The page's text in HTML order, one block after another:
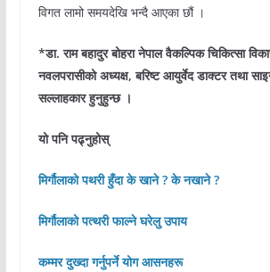
विगत लामो समयदेखि भन्दै आएका छौं ।
*डा. राम बहादुर बोहरा नेपाल वैकल्पिक चिकित्सा
नवलपरासीको अध्यक्ष, बरिष्ट आयुर्वेद डाक्टर तथा
सल्लाहकार हुनुहुन्छ ।
यो पनि पढ्नुहोस्
मिर्गौलाको पथरी हुँदा के खाने ? के नखाने ?
मिर्गौलाको पत्थरी फाल्ने घरेलु उपाय
कम्मर दुख्दा गर्नुपर्ने योग आसनहरू